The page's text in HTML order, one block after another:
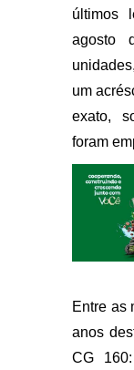
últimos
agosto
um
exato,
foram
Entre as
anos
CG